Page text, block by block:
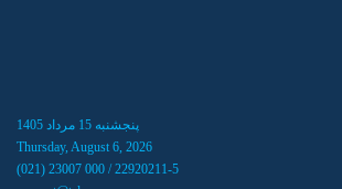
پنجشنبه 15 مرداد 1405
Thursday, August 6, 2026
(021) 23007 000 / 22920211-5